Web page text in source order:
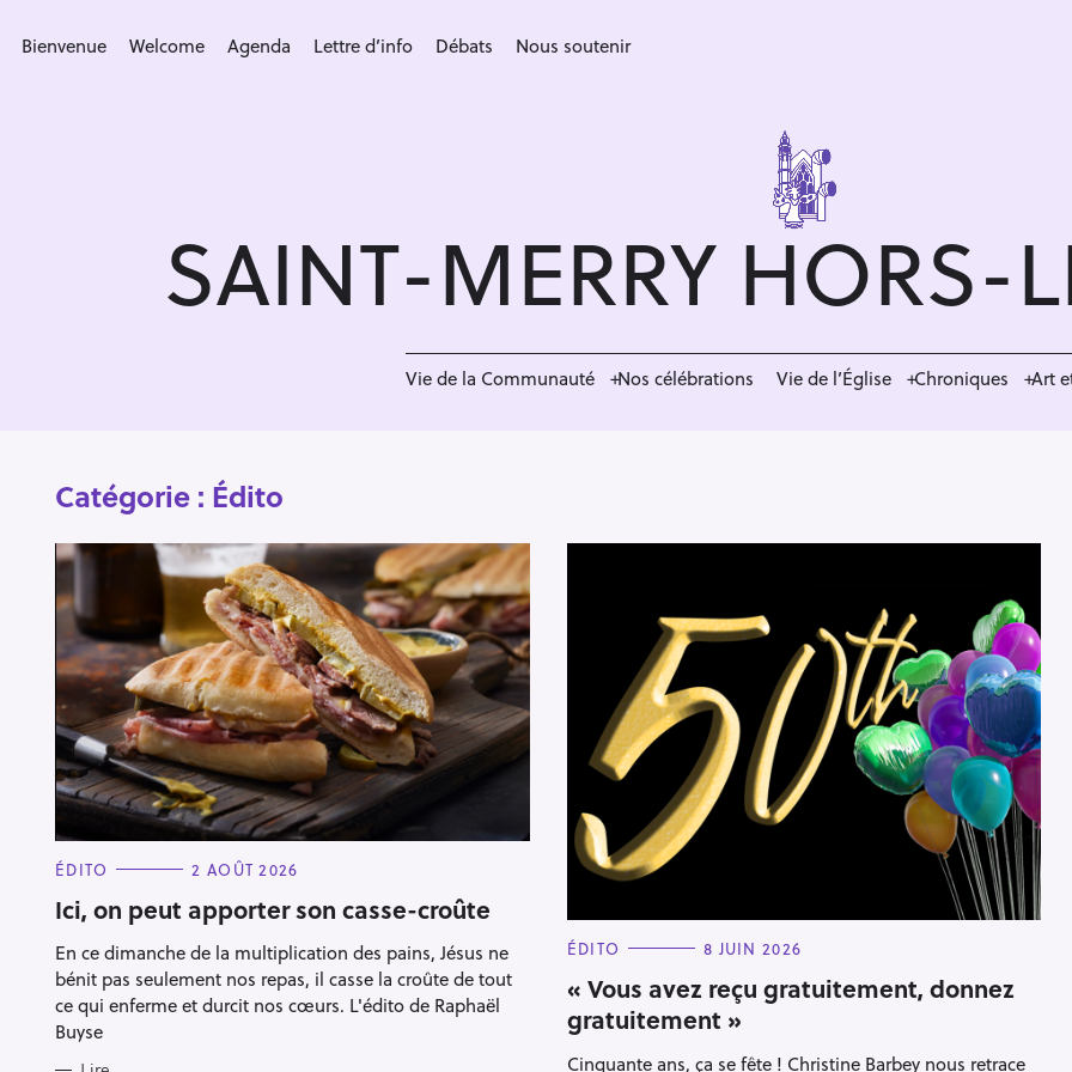
Bienvenue Welcome Agenda Lettre d’info Débats Nous soutenir
SAINT-MERRY HORS-
Vie de la Communauté Nos célébrations Vie de l’Église Chroniques Art
Catégorie : Édito
C
T
E
O
R
I
E
S
ÉDITO 2 AOÛT 2026
Ici, on peut apporter son casse-croûte
En ce dimanche de la multiplication des pains, Jésus ne
bénit pas seulement nos repas, il casse la croûte de tout
ce qui enferme et durcit nos cœurs. L'édito de Raphaël
Buyse
C
E
G
O
I
ÉDITO 8 JUIN 2026
« Vous avez reçu gratuitement, donnez
gratuitement »
Cinquante ans, ça se fête ! Christine Barbey nous retrace